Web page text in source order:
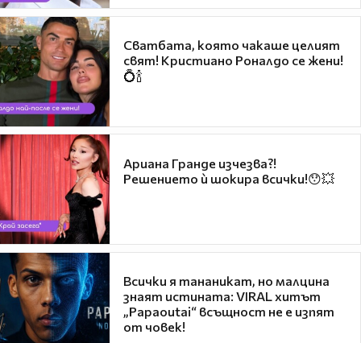
Сватбата, която чакаше целият
свят! Кристиано Роналдо се жени!
💍🍾
Ариана Гранде изчезва?!
Решението ѝ шокира всички!😯💥
Всички я тананикат, но малцина
знаят истината: VIRAL хитът
„Papaoutai“ всъщност не е изпят
от човек!